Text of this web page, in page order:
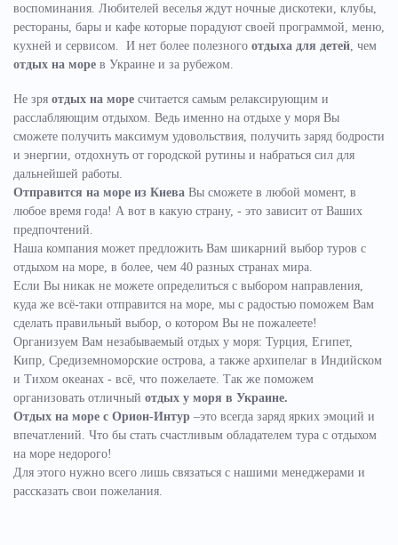
воспоминания. Любителей веселья ждут ночные дискотеки, клубы,
рестораны, бары и кафе которые порадуют своей программой, меню,
кухней и сервисом. И нет более полезного отдыха для детей , чем
отдых на море в Украине и за рубежом.
Не зря отдых на море считается самым релаксирующим и
расслабляющим отдыхом. Ведь именно на отдыхе у моря Вы
сможете получить максимум удовольствия, получить заряд бодрости
и энергии, отдохнуть от городской рутины и набраться сил для
дальнейшей работы.
Отправится на море из Киева Вы сможете в любой момент, в
любое время года! А вот в какую страну, - это зависит от Ваших
предпочтений.
Наша компания может предложить Вам шикарний выбор туров с
отдыхом на море, в более, чем 40 разных странах мира.
Если Вы никак не можете определиться с выбором направления,
куда же всё-таки отправится на море, мы с радостью поможем Вам
сделать правильный выбор, о котором Вы не пожалеете!
Организуем Вам незабываемый отдых у моря: Турция, Египет,
Кипр, Средиземноморские острова, а также архипелаг в Индийском
и Тихом океанах - всё, что пожелаете. Так же поможем
организовать отличный отдых у моря в Украине.
Отдых на море с Орион-Интур –это всегда заряд ярких эмоций и
впечатлений. Что бы стать счастливым обладателем тура с отдыхом
на море недорого!
Для этого нужно всего лишь связаться с нашими менеджерами и
рассказать свои пожелания.